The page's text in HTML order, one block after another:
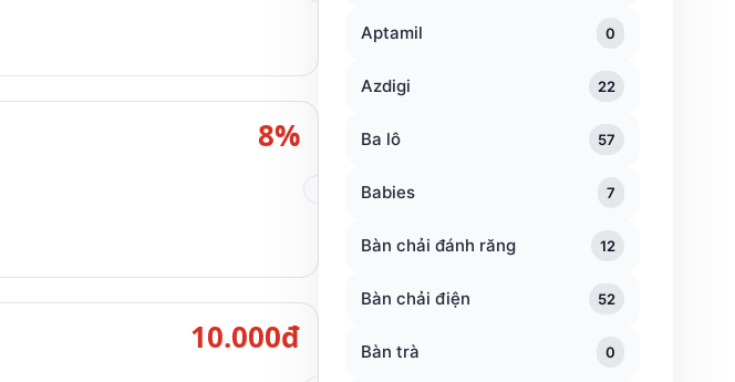
8%
10.000đ
Aptamil 0
Azdigi 22
Ba lô 57
Babies 7
Bàn chải đánh răng 12
Bàn chải điện 52
Bàn trà 0